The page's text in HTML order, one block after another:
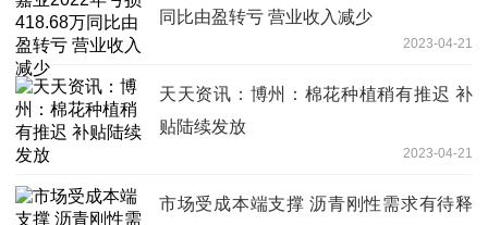
同比由盈转亏 营业收入减少
2023-04-21
天天资讯：博州：棉花种植稍有推迟 补
贴陆续发放
2023-04-21
市场受成本端支撑 沥青刚性需求有待释